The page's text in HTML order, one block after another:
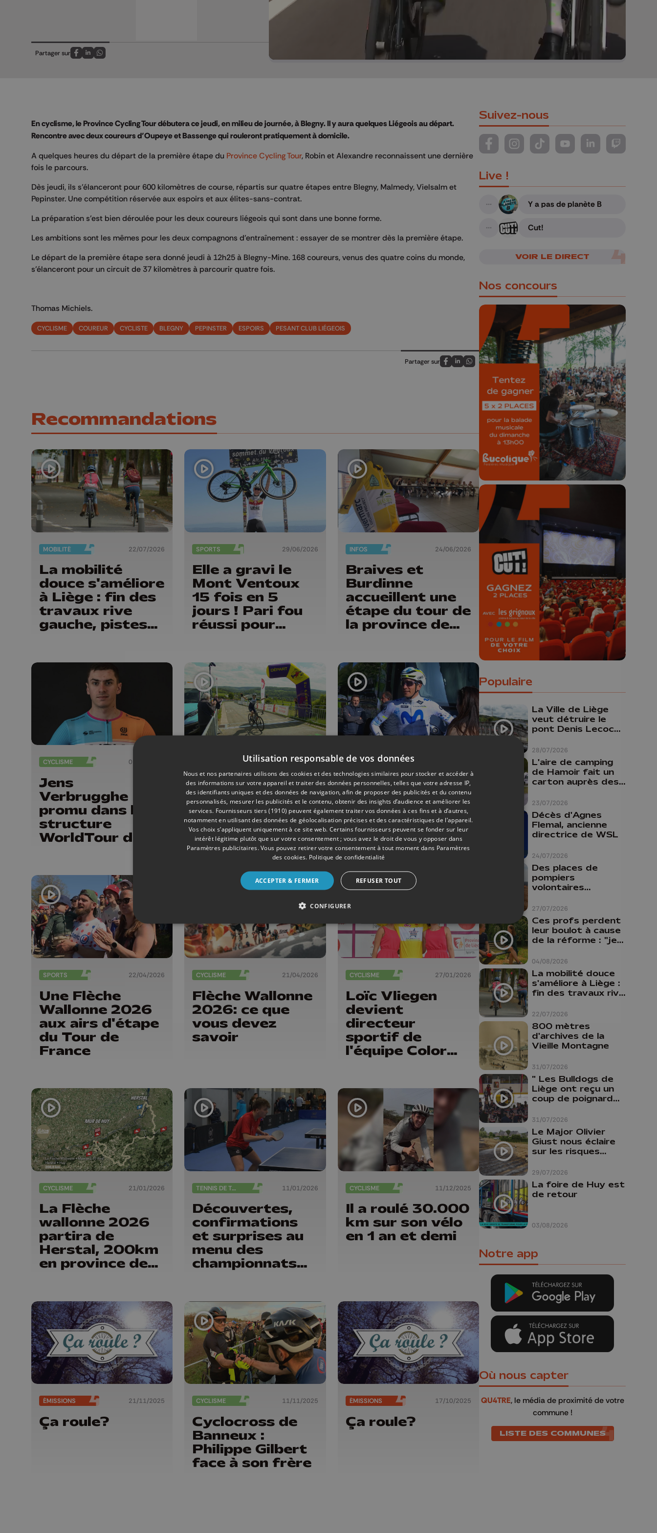
Partager sur
Partagez sur FaceBook
Partagez sur LinkedIn
Partagez sur Whatsapp
En cyclisme, le Province Cycling Tour débutera ce jeudi, en milieu de journée, à Blegny. Il y aura quelques Liégeois au départ.
Rencontre avec deux coureurs d’Oupeye et Bassenge qui rouleront pratiquement à domicile.
A quelques heures du départ de la première étape du Province Cycling Tour, Robin et Alexandre reconnaissent une dernière
fois le parcours.
Dès jeudi, ils s’élanceront pour 600 kilomètres de course, répartis sur quatre étapes entre Blegny, Malmedy, Vielsalm et
Pepinster. Une compétition réservée aux espoirs et aux élites-sans-contrat.
La préparation s’est bien déroulée pour les deux coureurs liégeois qui sont dans une bonne forme.
Les ambitions sont les mêmes pour les deux compagnons d’entraînement : essayer de se montrer dès la première étape.
Le départ de la première étape sera donné jeudi à 12h25 à Blegny-Mine. 168 coureurs, venus des quatre coins du monde,
s’élanceront pour un circuit de 37 kilomètres à parcourir quatre fois.
Thomas Michiels.
CYCLISME COUREUR CYCLISTE BLEGNY PEPINSTER ESPOIRS PESANT CLUB LIÉGEOIS
Partager sur
Partagez sur FaceBook
Partagez sur LinkedIn
Partagez sur Whatsapp
Recommandations
MOBILITÉ 22/07/2026
La mobilité
douce s'améliore
à Liège : fin des
travaux rive
gauche, pistes
Guillemins...
SPORTS 29/06/2026
Elle a gravi le
Mont Ventoux
15 fois en 5
jours ! Pari fou
réussi pour
INFOS 24/06/2026
Braives et
Burdinne
accueillent une
étape du tour de
la province de
CYCLISME 01/06/2026
Jens
Verbrugghe
promu dans la
structure
WorldTour de
09/05/2026
L'Espagnole
Alejandra Neira
Dominguez
remporte la
première édition
féminine de
Bastogne-Liège
Juniors
CYCLISME
Cian
Uijtdebroeks
23e pour sa
première
Doyenne : "Je
reviendrai"
SPORTS 22/04/2026
Une Flèche
Wallonne 2026
aux airs d'étape
du Tour de
France
CYCLISME 21/04/2026
Flèche Wallonne
2026: ce que
vous devez
savoir
CYCLISME 27/01/2026
Loïc Vliegen
devient
directeur
sportif de
l'équipe Color
CYCLISME 21/01/2026
La Flèche
wallonne 2026
partira de
Herstal, 200km
en province de
TENNIS DE TABLE 11/01/2026
Découvertes,
confirmations
et surprises au
menu des
championnats
CYCLISME 11/12/2025
Il a roulé 30.000
km sur son vélo
en 1 an et demi
ÉMISSIONS 21/11/2025
Ça roule?
CYCLISME 11/11/2025
Cyclocross de
Banneux :
Philippe Gilbert
face à son frère
ÉMISSIONS 17/10/2025
Ça roule?
Suivez-nous
Suivez-nous sur FaceBook
Suivez-nous sur Instagram
Suivez-nous sur TikTok
Suivez-nous sur YouTube
Suivez-nous sur
Suivez-
Live !
A suivre
Y a pas de planète B
A suivre
Cut!
VOIR LE DIRECT
Nos concours
🎁 Gagnez 5x2
places pour le
Bucolique Ferrières
Festival 🌿🎶
Concours valable jusqu'au 9 août,
23h59.
🎬 Concours CUT x
Les Grignoux ✨
Concours permanent - 2 places à
gagner chaque semaine !
Populaire
28/07/2026
La Ville de Liège
veut détruire le
pont Denis Lecocq
budget pour le
faire
23/07/2026
L'aire de camping
de Hamoir fait un
carton auprès des
24/07/2026
Décès d'Agnes
Flemal, ancienne
directrice de WSL
27/07/2026
Des places de
pompiers
volontaires
province de Liège :
"Un citoyen qui
n'est formé ne
peut pas nous
aider"
04/08/2026
Ces profs perdent
leur boulot à cause
de la réforme : "je
comme prof que
comme
pharmacienne"
22/07/2026
La mobilité douce
s'améliore à Liège :
fin des travaux rive
cyclo-piétonnes
Avroy et
Guillemins...
31/07/2026
800 mètres
d'archives de la
Vieille Montagne
31/07/2026
" Les Bulldogs de
Liège ont reçu un
coup de poignard
29/07/2026
Le Major Olivier
Giust nous éclaire
sur les risques
Belgique : "Un
incendie comme en
Gironde ne pourrait
pas avoir lieu chez
03/08/2026
La foire de Huy est
de retour
Notre app
Où nous capter
QU4TRE, le média de proximité de votre
commune !
LISTE DES COMMUNES
Utilisation responsable de vos données
Nous et nos partenaires utilisons des cookies et des technologies similaires pour stocker et accéder à
des informations sur votre appareil et traiter des données personnelles, telles que votre adresse IP,
des identifiants uniques et des données de navigation, afin de proposer des publicités et du contenu
personnalisés, mesurer les publicités et le contenu, obtenir des insights d’audience et améliorer les
services. Fournisseurs tiers (1910) peuvent également traiter vos données à ces fins et à d’autres,
notamment en utilisant des données de géolocalisation précises et des caractéristiques de l’appareil.
Vos choix s’appliquent uniquement à ce site web. Certains fournisseurs peuvent se fonder sur leur
intérêt légitime plutôt que sur votre consentement ; vous avez le droit de vous y opposer dans
Paramètres publicitaires. Vous pouvez retirer votre consentement à tout moment dans Paramètres
des cookies. Politique de confidentialité
ACCEPTER & FERMER REFUSER TOUT
CONFIGURER